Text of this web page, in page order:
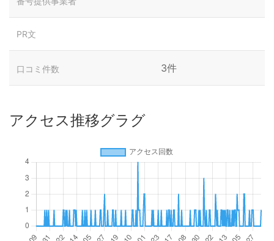
PR文
口コミ件数 3件
アクセス推移グラグ